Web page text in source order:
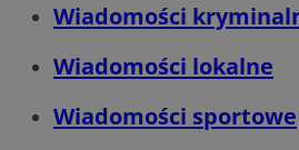
Wiadomości
Wiadomości lokalne
Wiadomości sportowe